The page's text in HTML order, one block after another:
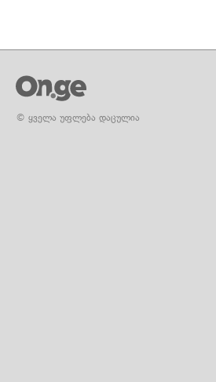
© ყველა უფლება დაცულია